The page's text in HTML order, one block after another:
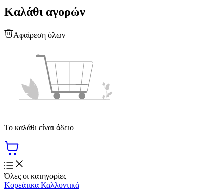
Καλάθι αγορών
Αφαίρεση όλων
Το καλάθι είναι άδειο
Όλες οι κατηγορίες
Κορεάτικα Καλλυντικά